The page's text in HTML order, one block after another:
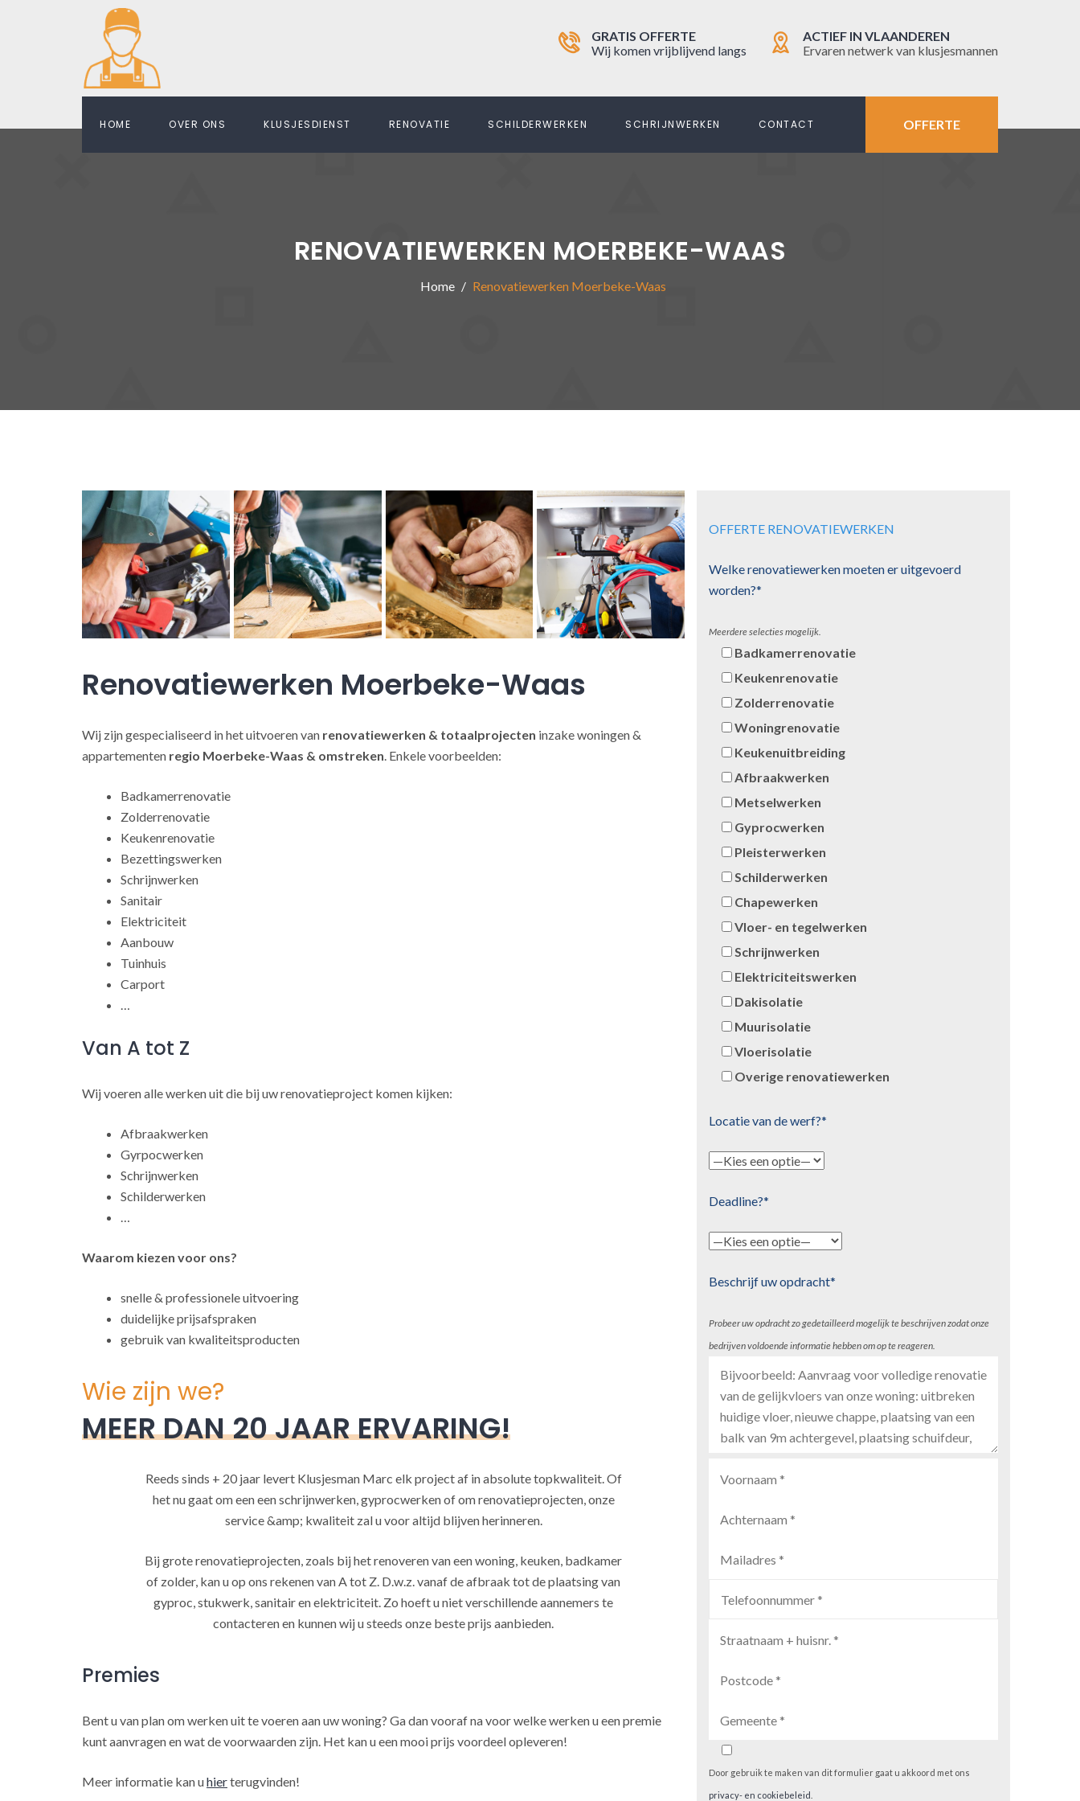
GRATIS OFFERTE
Wij komen vrijblijvend langs
ACTIEF IN VLAANDEREN
Ervaren netwerk van klusjesmannen
HOME OVER ONS KLUSJESDIENST RENOVATIE SCHILDERWERKEN SCHRIJNWERKEN CONTACT OFFERTE
RENOVATIEWERKEN MOERBEKE-WAAS
Home Renovatiewerken Moerbeke-Waas
Renovatiewerken Moerbeke-Waas
Wij zijn gespecialiseerd in het uitvoeren van renovatiewerken & totaalprojecten inzake woningen &
appartementen regio Moerbeke-Waas & omstreken . Enkele voorbeelden:
Badkamerrenovatie
Zolderrenovatie
Keukenrenovatie
Bezettingswerken
Schrijnwerken
Sanitair
Elektriciteit
Aanbouw
Tuinhuis
Carport
Van A tot Z
Wij voeren alle werken uit die bij uw renovatieproject komen kijken:
Afbraakwerken
Gyrpocwerken
Schrijnwerken
Schilderwerken
Waarom kiezen voor ons?
snelle & professionele uitvoering
duidelijke prijsafspraken
gebruik van kwaliteitsproducten
Wie zijn we?
MEER DAN 20 JAAR ERVARING!
Reeds sinds + 20 jaar levert Klusjesman Marc elk project af in absolute topkwaliteit. Of
het nu gaat om een een schrijnwerken, gyprocwerken of om renovatieprojecten, onze
service &amp; kwaliteit zal u voor altijd blijven herinneren.
Bij grote renovatieprojecten, zoals bij het renoveren van een woning, keuken, badkamer
of zolder, kan u op ons rekenen van A tot Z. D.w.z. vanaf de afbraak tot de plaatsing van
gyproc, stukwerk, sanitair en elektriciteit. Zo hoeft u niet verschillende aannemers te
contacteren en kunnen wij u steeds onze beste prijs aanbieden.
Premies
Bent u van plan om werken uit te voeren aan uw woning? Ga dan vooraf na voor welke werken u een premie
kunt aanvragen en wat de voorwaarden zijn. Het kan u een mooi prijs voordeel opleveren!
Meer informatie kan uhierterugvinden!
OFFERTE RENOVATIEWERKEN
Welke renovatiewerken moeten er uitgevoerd
worden?*
Meerdere selecties mogelijk.
Badkamerrenovatie
Keukenrenovatie
Zolderrenovatie
Woningrenovatie
Keukenuitbreiding
Afbraakwerken
Metselwerken
Gyprocwerken
Pleisterwerken
Schilderwerken
Chapewerken
Vloer- en tegelwerken
Schrijnwerken
Elektriciteitswerken
Dakisolatie
Muurisolatie
Vloerisolatie
Overige renovatiewerken
Locatie van de werf?*
Deadline?*
Beschrijf uw opdracht*
Probeer uw opdracht zo gedetailleerd mogelijk te beschrijven zodat onze
bedrijven voldoende informatie hebben om op te reageren.
Door gebruik te maken van dit formulier gaat u akkoord met ons
privacy- en cookiebeleid